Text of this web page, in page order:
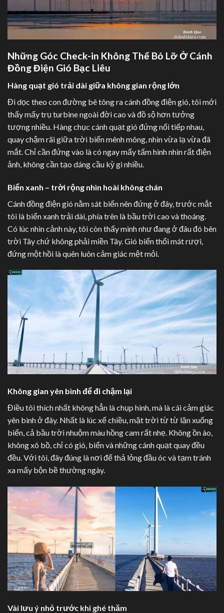
Những Góc Check-in Không Thể Bỏ Lỡ Ở Cánh
Đồng Điện Gió Bạc Liêu
Hàng quạt gió trải dài giữa không gian rộng lớn
Đi dọc theo con đường bê tông ra cánh đồng điện gió, tôi mới
thấy mấy trụ turbine ngoài đời cao và đồ sộ hơn tưởng
tượng nhiều. Hàng chục cánh quạt gió đứng nối tiếp nhau,
quay chậm rãi giữa trời biển mênh mông, nhìn vừa lạ vừa đã
mắt. Chỉ cần đứng vào là có ngay mấy tấm hình nhìn rất điện
ảnh, không cần tạo dáng cầu kỳ gì nhiều.
Biển xanh – trời rộng nhìn hoài không chán
Cánh đồng điện gió nằm sát biển nên đứng ở đây, trước mắt
tôi là biển xanh trải dài, phía trên là bầu trời cao và thoáng.
Có lúc nhìn cảnh này, tôi còn thấy mình như đang ở đâu đó bên
trời Tây chứ không phải miền Tây. Gió biển thổi mát rượi,
đứng một hồi là quên luôn cảm giác mệt mỏi.
Không gian yên bình để đi chậm lại
Điều tôi thích nhất không hẳn là chụp hình, mà là cái cảm giác
yên bình ở đây. Nhất là lúc xế chiều, mặt trời từ từ lặn xuống
biển, cả bầu trời nhuộm màu hồng cam rất nhẹ. Không ồn ào,
không xô bồ, chỉ có gió, biển và những cánh quạt quay đều
đều. Với tôi, đây đúng là nơi để thả lỏng đầu óc và tạm tránh
xa mấy bộn bề thường ngày.
Vài lưu ý nhỏ trước khi ghé thăm